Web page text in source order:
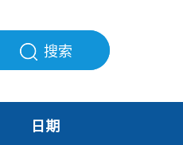
搜索
日期